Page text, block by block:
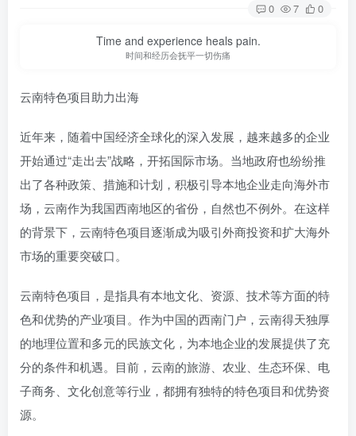
0 7 0
Time and experience heals pain.
时间和经历会抚平一切伤痛
云南特色项目助力出海
近年来，随着中国经济全球化的深入发展，越来越多的企业
开始通过“走出去”战略，开拓国际市场。当地政府也纷纷推
出了各种政策、措施和计划，积极引导本地企业走向海外市
场，云南作为我国西南地区的省份，自然也不例外。在这样
的背景下，云南特色项目逐渐成为吸引外商投资和扩大海外
市场的重要突破口。
云南特色项目，是指具有本地文化、资源、技术等方面的特
色和优势的产业项目。作为中国的西南门户，云南得天独厚
的地理位置和多元的民族文化，为本地企业的发展提供了充
分的条件和机遇。目前，云南的旅游、农业、生态环保、电
子商务、文化创意等行业，都拥有独特的特色项目和优势资
源。